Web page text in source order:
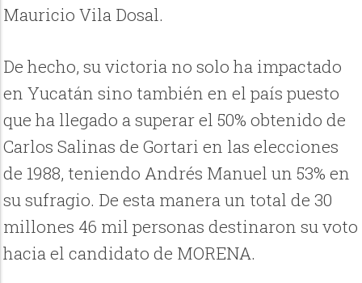
Mauricio Vila Dosal.
De hecho, su victoria no solo ha impactado
en Yucatán sino también en el país puesto
que ha llegado a superar el 50% obtenido de
Carlos Salinas de Gortari en las elecciones
de 1988, teniendo Andrés Manuel un 53% en
su sufragio. De esta manera un total de 30
millones 46 mil personas destinaron su voto
hacia el candidato de MORENA.